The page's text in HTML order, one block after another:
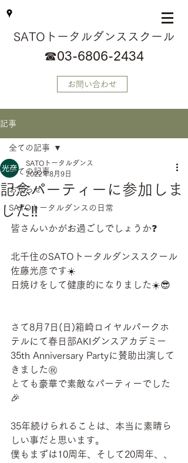
お問い合わせ
SATOトータルダンススクール
☎03-6806-2434
記事
全ての記事
お知らせ
SATOトータルダンスの日常
全ての記事
記念パーティーに参加しま
した‼️
SATOトータルダンス
2022年8月9日
皆さんいかがお過ごしでしょうか❓
北千住のSATOトータルダンススクール
佐藤光彦です☀️
日焼けをして健康的になりました☀️😎
さて8月7日(日)箱崎ロイヤルパークホ
テルにて春日部AKIダンスアカデミー
35th Anniversary Partyに賛助出演して
きました㊗️
とても豪華で素敵なパーティーでした
🎉
35年続けられることは、本当に素晴ら
しい事だと思います。
僕もまずは10周年、そして20周年、、